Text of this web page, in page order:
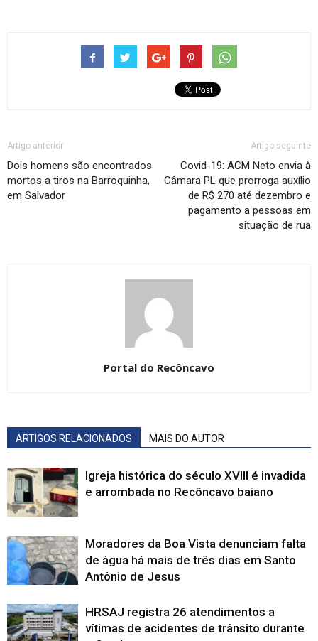
Artigo anterior
Dois homens são encontrados
mortos a tiros na Barroquinha,
em Salvador
Artigo seguinte
Covid-19: ACM Neto envia à
Câmara PL que prorroga auxílio
de R$ 270 até dezembro e
pagamento a pessoas em
situação de rua
Portal do Recôncavo
ARTIGOS RELACIONADOS MAIS DO AUTOR
Igreja histórica do século XVIII é invadida
e arrombada no Recôncavo baiano
Moradores da Boa Vista denunciam falta
de água há mais de três dias em Santo
Antônio de Jesus
HRSAJ registra 26 atendimentos a
vítimas de acidentes de trânsito durante